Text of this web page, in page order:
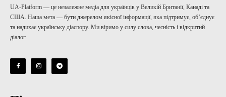
UA-Platform — це незалежне медіа для українців у Великій Британії, Канаді та
США. Наша мета — бути джерелом якісної інформації, яка підтримує, об’єднує
та надихає українську діаспору. Ми віримо у силу слова, чесність і відкритий
діалог.